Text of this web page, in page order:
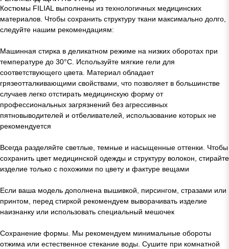
Костюмы FILIAL выполнены из технологичных медицинских
материалов. Чтобы сохранить структуру ткани максимально долго,
следуйте нашим рекомендациям:
Машинная стирка в деликатном режиме на низких оборотах при
температуре до 30°C. Используйте мягкие гели для
соответствующего цвета. Материал обладает
грязеотталкивающими свойствами, что позволяет в большинстве
случаев легко отстирать медицинскую форму от
профессиональных загрязнений без агрессивных
пятновыводителей и отбеливателей, использование которых не
рекомендуется
Всегда разделяйте светлые, темные и насыщенные оттенки. Чтобы
сохранить цвет медицинской одежды и структуру волокон, стирайте
изделие только с похожими по цвету и фактуре вещами
Если ваша модель дополнена вышивкой, пирсингом, стразами или
принтом, перед стиркой рекомендуем выворачивать изделие
наизнанку или использовать специальный мешочек
Сохранение формы. Мы рекомендуем минимальные обороты
отжима или естественное стекание воды. Сушите при комнатной